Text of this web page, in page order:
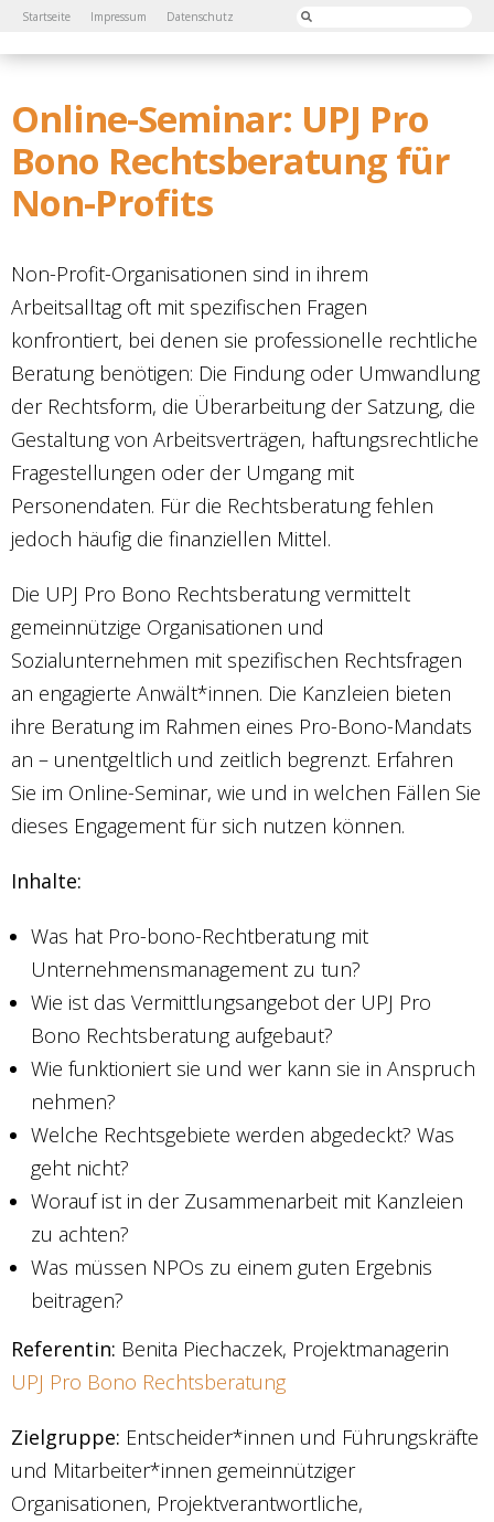
Startseite Impressum Datenschutz
Online-Seminar: UPJ Pro
Bono Rechtsberatung für
Non-Profits
Non-Profit-Organisationen sind in ihrem
Arbeitsalltag oft mit spezifischen Fragen
konfrontiert, bei denen sie professionelle rechtliche
Beratung benötigen: Die Findung oder Umwandlung
der Rechtsform, die Überarbeitung der Satzung, die
Gestaltung von Arbeitsverträgen, haftungsrechtliche
Fragestellungen oder der Umgang mit
Personendaten. Für die Rechtsberatung fehlen
jedoch häufig die finanziellen Mittel.
Die UPJ Pro Bono Rechtsberatung vermittelt
gemeinnützige Organisationen und
Sozialunternehmen mit spezifischen Rechtsfragen
an engagierte Anwält*innen. Die Kanzleien bieten
ihre Beratung im Rahmen eines Pro-Bono-Mandats
an – unentgeltlich und zeitlich begrenzt. Erfahren
Sie im Online-Seminar, wie und in welchen Fällen Sie
dieses Engagement für sich nutzen können.
Inhalte:
Was hat Pro-bono-Rechtberatung mit
Unternehmensmanagement zu tun?
Wie ist das Vermittlungsangebot der UPJ Pro
Bono Rechtsberatung aufgebaut?
Wie funktioniert sie und wer kann sie in Anspruch
nehmen?
Welche Rechtsgebiete werden abgedeckt? Was
geht nicht?
Worauf ist in der Zusammenarbeit mit Kanzleien
zu achten?
Was müssen NPOs zu einem guten Ergebnis
beitragen?
Referentin: Benita Piechaczek, Projektmanagerin
UPJ Pro Bono Rechtsberatung
Zielgruppe: Entscheider*innen und Führungskräfte
und Mitarbeiter*innen gemeinnütziger
Organisationen, Projektverantwortliche,